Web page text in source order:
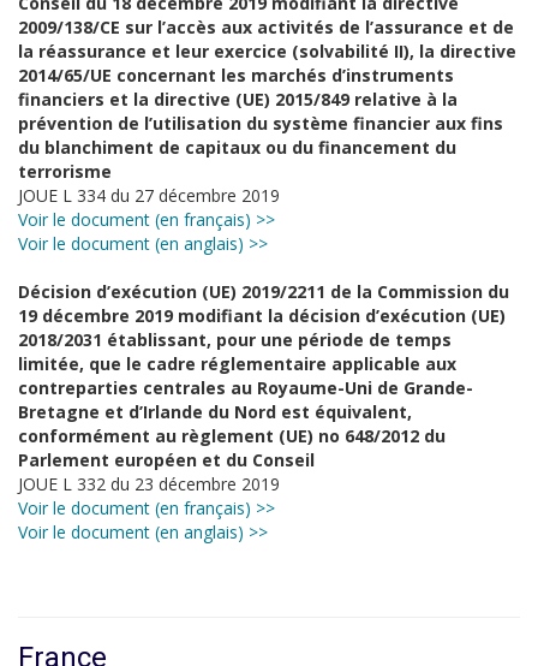
2009/138/CE sur l’accès aux activités de l’assurance et de
la réassurance et leur exercice (solvabilité II), la directive
2014/65/UE concernant les marchés d’instruments
financiers et la directive (UE) 2015/849 relative à la
prévention de l’utilisation du système financier aux fins
du blanchiment de capitaux ou du financement du
terrorisme
JOUE L 334 du 27 décembre 2019
Voir le document (en français) >>
Voir le document (en anglais) >>
Décision d’exécution (UE) 2019/2211 de la Commission du
19 décembre 2019 modifiant la décision d’exécution (UE)
2018/2031 établissant, pour une période de temps
limitée, que le cadre réglementaire applicable aux
contreparties centrales au Royaume-Uni de Grande-
Bretagne et d’Irlande du Nord est équivalent,
conformément au règlement (UE) no 648/2012 du
Parlement européen et du Conseil
JOUE L 332 du 23 décembre 2019
Voir le document (en français) >>
Voir le document (en anglais) >>
France